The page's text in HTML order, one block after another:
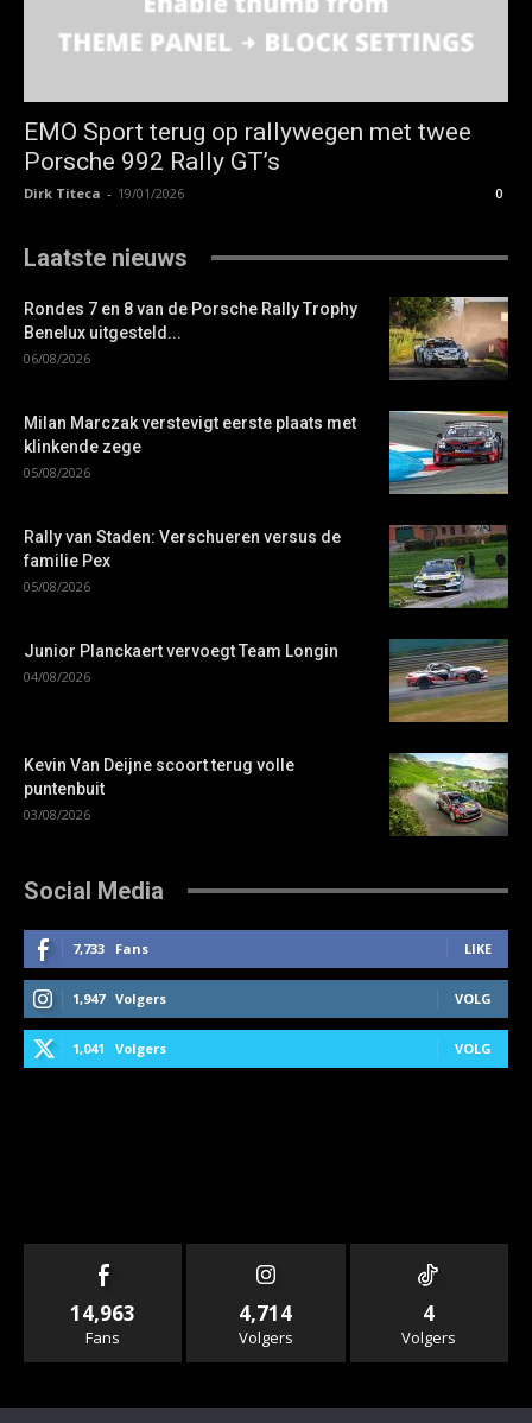
EMO Sport terug op rallywegen met twee
Porsche 992 Rally GT’s
Dirk Titeca - 19/01/2026 0
Laatste nieuws
Rondes 7 en 8 van de Porsche Rally Trophy
Benelux uitgesteld...
06/08/2026
Milan Marczak verstevigt eerste plaats met
klinkende zege
05/08/2026
Rally van Staden: Verschueren versus de
familie Pex
05/08/2026
Junior Planckaert vervoegt Team Longin
04/08/2026
Kevin Van Deijne scoort terug volle
puntenbuit
03/08/2026
Social Media
7,733 Fans LIKE
1,947 Volgers VOLG
1,041 Volgers VOLG
14,963
Fans
4,714
Volgers
4
Volgers